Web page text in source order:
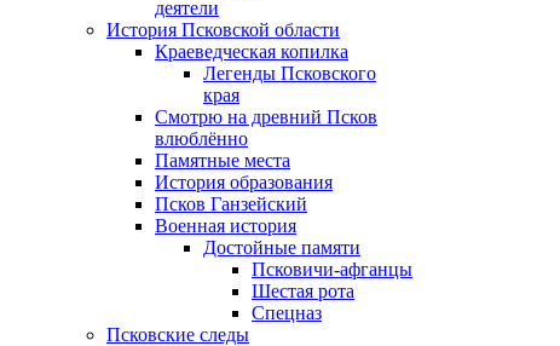
деятели
История Псковской области
Краеведческая копилка
Легенды Псковского
края
Смотрю на древний Псков
влюблённо
Памятные места
История образования
Псков Ганзейский
Военная история
Достойные памяти
Псковичи-афганцы
Шестая рота
Спецназ
Псковские следы